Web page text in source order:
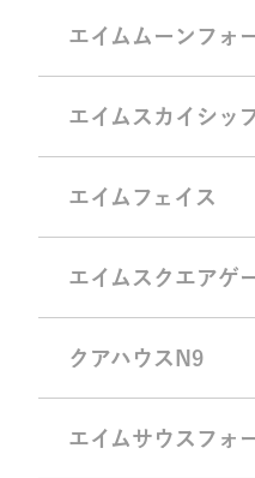
エイムムーンフォ
エイムスカイシッ
エイムフェイス
エイムスクエアゲ
クアハウスN9
エイムサウスフォ